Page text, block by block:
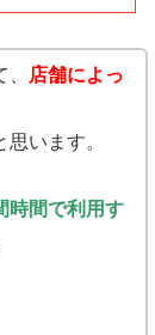
店舗によっ
思います。
時間で利用す